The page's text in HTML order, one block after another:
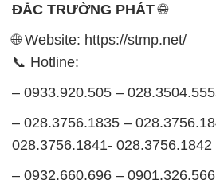
ĐẮC TRƯỜNG PHÁT🌐
🌐 Website: https://stmp.net/
📞 Hotline:
– 0933.920.505 –
– 028.3756.1835 –
028.3756.1841- 028.3756.1842
– 0932.660.696 –